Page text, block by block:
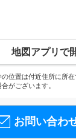
地図アプリで
位置は付近住所に所
がございます。
お問い合わ